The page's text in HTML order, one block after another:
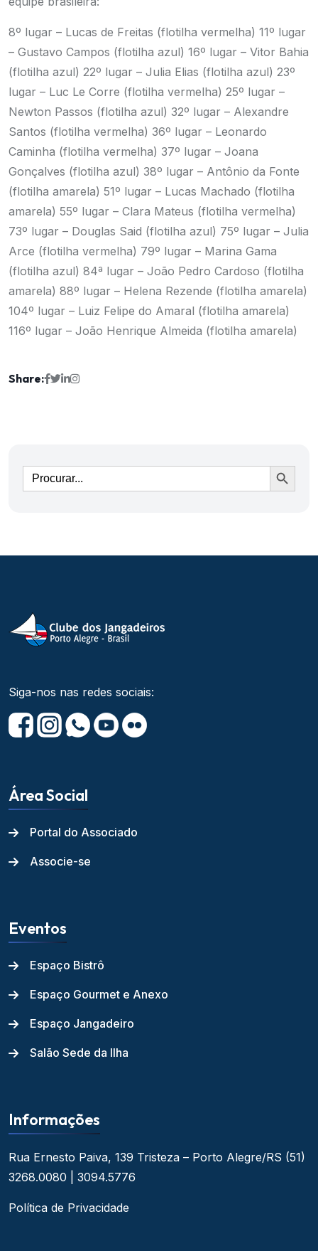
8º lugar – Lucas de Freitas (flotilha vermelha) 11º lugar
– Gustavo Campos (flotilha azul) 16º lugar – Vitor Bahia
(flotilha azul) 22º lugar – Julia Elias (flotilha azul) 23º
lugar – Luc Le Corre (flotilha vermelha) 25º lugar –
Newton Passos (flotilha azul) 32º lugar – Alexandre
Santos (flotilha vermelha) 36º lugar – Leonardo
Caminha (flotilha vermelha) 37º lugar – Joana
Gonçalves (flotilha azul) 38º lugar – Antônio da Fonte
(flotilha amarela) 51º lugar – Lucas Machado (flotilha
amarela) 55º lugar – Clara Mateus (flotilha vermelha)
73º lugar – Douglas Said (flotilha azul) 75º lugar – Julia
Arce (flotilha vermelha) 79º lugar – Marina Gama
(flotilha azul) 84ª lugar – João Pedro Cardoso (flotilha
amarela) 88º lugar – Helena Rezende (flotilha amarela)
104º lugar – Luiz Felipe do Amaral (flotilha amarela)
116º lugar – João Henrique Almeida (flotilha amarela)
Share:
Ir
Siga-nos nas redes sociais:
Área Social
Portal do Associado
Associe-se
Eventos
Espaço Bistrô
Espaço Gourmet e Anexo
Espaço Jangadeiro
Salão Sede da Ilha
Informações
Rua Ernesto Paiva, 139 Tristeza – Porto Alegre/RS (51)
3268.0080 | 3094.5776
Política de Privacidade